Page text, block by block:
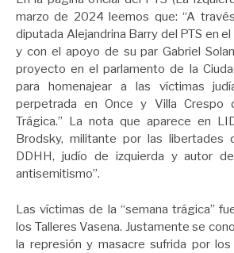
marzo de 2024 leemos que: “A
diputada Alejandrina Barry del PTS en
y con el apoyo de su par Gabriel
proyecto en el parlamento de la
para homenajear a las víctimas
perpetrada en Once y Villa Crespo
Trágica.” La nota que aparece en
Brodsky, militante por las libertades
DDHH, judío de izquierda y autor
antisemitismo”.
Las víctimas de la “semana trágica”
los Talleres Vasena. Justamente se
la represión y masacre sufrida por